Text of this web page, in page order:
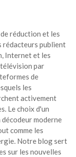
réduction et les
rédacteurs publient
Internet et les
par
de
les
activement
Le choix d'un
moderne
comme les
Notre blog sert
sur les nouvelles